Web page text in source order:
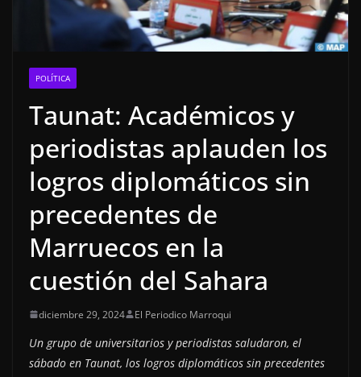
POLÍTICA
Taunat: Académicos y
periodistas aplauden los
logros diplomáticos sin
precedentes de
Marruecos en la
cuestión del Sahara
diciembre 29, 2024 El Periodico Marroqui
Un grupo de universitarios y periodistas saludaron, el
sábado en Taunat, los logros diplomáticos sin precedentes